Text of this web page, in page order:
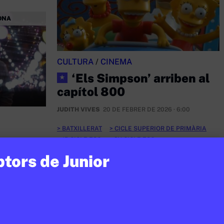
de Junior
CULTURA / CINEMA
★
‘Els Simpson’ arriben al
capítol 800
JUDITH VIVES 20 DE FEBRER DE 2026 · 6:00
BATXILLERAT
CICLE SUPERIOR DE PRIMÀRIA
1R CICLE ESO
2N CICLE ESO